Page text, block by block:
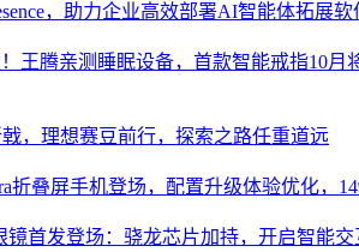
，助力企业高效部署AI智能体拓展软
王腾亲测睡眠设备，首款智能戒指10月
，理想赛豆前行，探索之路任重道远
折叠屏手机登场，配置升级体验优化，
镜首发登场：骁龙芯片加持，开启智能